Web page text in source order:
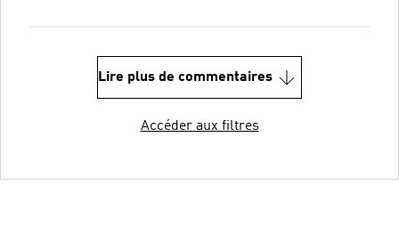
Lire plus de commentaires
Accéder aux filtres